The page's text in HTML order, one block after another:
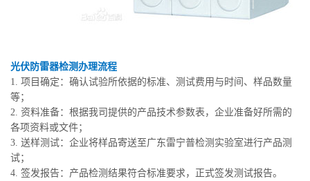
光伏防雷器检测办理流程
1. 项目确定：确认试验所依据的标准、测试费用与时间、样品数量
等；
2. 资料准备：根据我司提供的产品技术参数表，企业准备好所需的
各项资料或文件；
3. 送样测试：企业将样品寄送至广东雷宁普检测实验室进行产品测
试；
4. 签发报告：产品检测结果符合标准要求，正式签发测试报告。